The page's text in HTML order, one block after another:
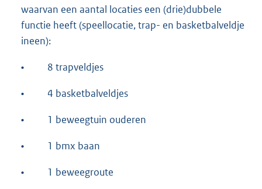
waarvan een aantal locaties een (drie)dubbele
functie heeft (speellocatie, trap- en basketbalveldje
ineen):
• 8 trapveldjes
• 4 basketbalveldjes
• 1 beweegtuin ouderen
• 1 bmx baan
• 1 beweegroute